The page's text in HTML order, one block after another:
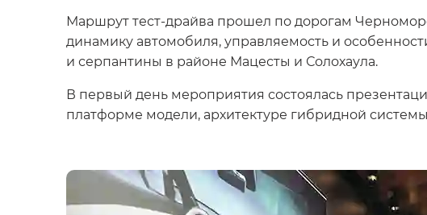
Маршрут тест-драйва прошел по дорогам
динамику автомобиля, управляемость и
и серпантины в районе Мацесты и Солохаула.
В первый день мероприятия состоялась
платформе модели, архитектуре гибридной